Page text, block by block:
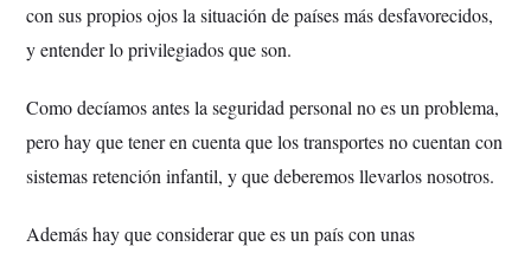
con sus propios ojos la situación de países más desfavorecidos,
y entender lo privilegiados que son.
Como decíamos antes la seguridad personal no es un problema,
pero hay que tener en cuenta que los transportes no cuentan con
sistemas retención infantil, y que deberemos llevarlos nosotros.
Además hay que considerar que es un país con unas